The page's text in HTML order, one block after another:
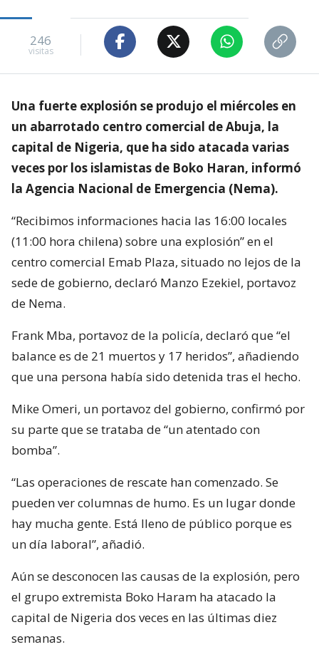
246
visitas
Una fuerte explosión se produjo el miércoles en
un abarrotado centro comercial de Abuja, la
capital de Nigeria, que ha sido atacada varias
veces por los islamistas de Boko Haran, informó
la Agencia Nacional de Emergencia (Nema).
“Recibimos informaciones hacia las 16:00 locales
(11:00 hora chilena) sobre una explosión” en el
centro comercial Emab Plaza, situado no lejos de la
sede de gobierno, declaró Manzo Ezekiel, portavoz
de Nema.
Frank Mba, portavoz de la policía, declaró que “el
balance es de 21 muertos y 17 heridos”, añadiendo
que una persona había sido detenida tras el hecho.
Mike Omeri, un portavoz del gobierno, confirmó por
su parte que se trataba de “un atentado con
bomba”.
“Las operaciones de rescate han comenzado. Se
pueden ver columnas de humo. Es un lugar donde
hay mucha gente. Está lleno de público porque es
un día laboral”, añadió.
Aún se desconocen las causas de la explosión, pero
el grupo extremista Boko Haram ha atacado la
capital de Nigeria dos veces en las últimas diez
semanas.